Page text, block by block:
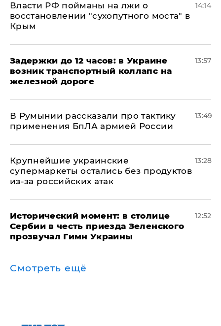
Власти РФ пойманы на лжи о
восстановлении "сухопутного моста" в
Крым
14:14
Задержки до 12 часов: в Украине
возник транспортный коллапс на
железной дороге
13:57
В Румынии рассказали про тактику
применения БпЛА армией России
13:49
Крупнейшие украинские
супермаркеты остались без продуктов
из-за российских атак
13:28
Исторический момент: в столице
Сербии в честь приезда Зеленского
прозвучал Гимн Украины
12:52
Смотреть ещё